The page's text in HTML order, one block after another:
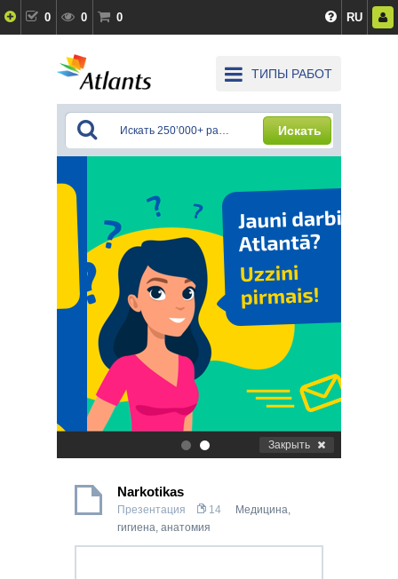
0 0 0 RU
ТИПЫ РАБОТ
Искать
. Закрыть
Narkotikas
Презентация 14
Медицина,
гигиена, анатомия